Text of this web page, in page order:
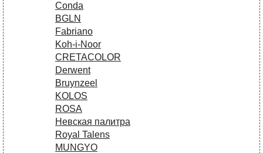
Conda
BGLN
Fabriano
Koh-i-Noor
CRETACOLOR
Derwent
Bruynzeel
KOLOS
ROSA
Невская палитра
Royal Talens
MUNGYO